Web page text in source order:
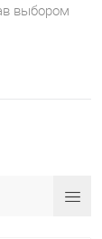
выбором